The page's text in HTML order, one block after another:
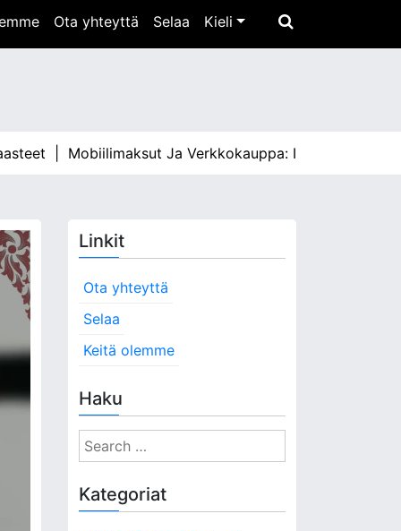
Ota yhteyttä Selaa Kieli
|Mobiilimaksut Ja Verkkokauppa: Integraatiot, Edut,
Linkit
Ota yhteyttä
Selaa
Keitä olemme
Haku
S
e
a
rKategoriat